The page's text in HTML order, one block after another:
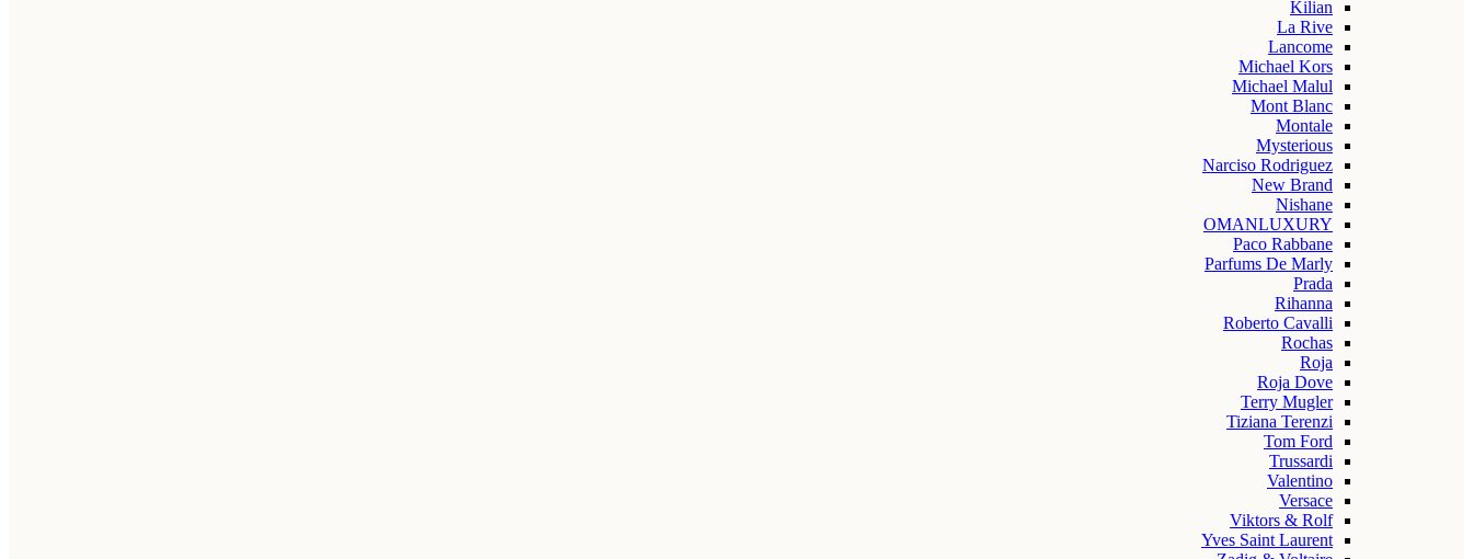
Kilian
La Rive
Lancome
Michael Kors
Michael Malul
Mont Blanc
Montale
Mysterious
Narciso Rodriguez
New Brand
Nishane
OMANLUXURY
Paco Rabbane
Parfums De Marly
Prada
Rihanna
Roberto Cavalli
Rochas
Roja
Roja Dove
Terry Mugler
Tiziana Terenzi
Tom Ford
Trussardi
Valentino
Versace
Viktors & Rolf
Yves Saint Laurent